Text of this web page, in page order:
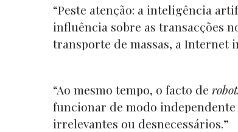
“Peste atenção: a inteligência
influência sobre as transacções
transporte de massas, a Internet
“Ao mesmo tempo, o facto de
funcionar de modo
irrelevantes ou desnecessários.”